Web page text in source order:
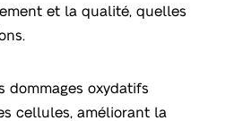
et la qualité, quelles
dommages oxydatifs
cellules, améliorant la